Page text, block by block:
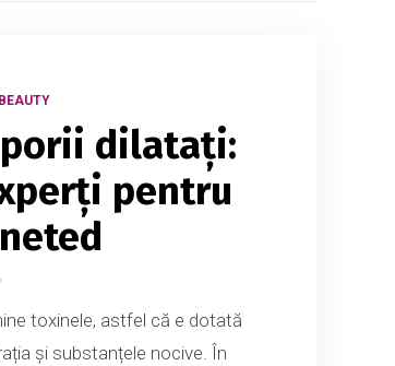
porii dilatați:
pentru
toxinele, astfel că e dotată
și substanțele nocive. În